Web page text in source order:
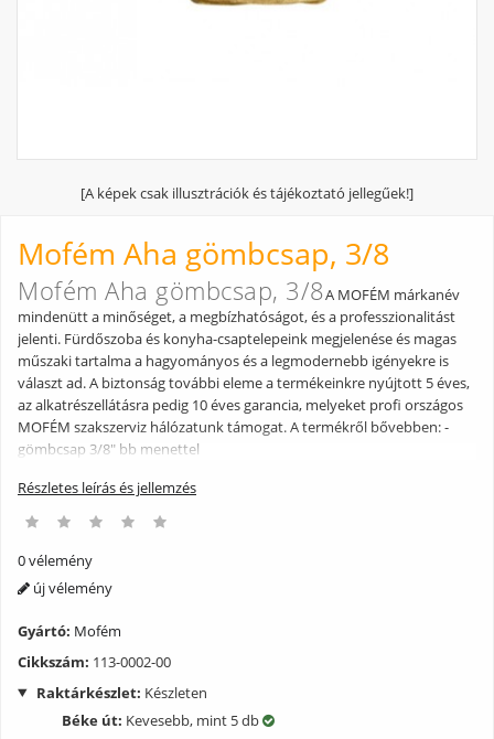
[A képek csak illusztrációk és tájékoztató jellegűek!]
Mofém Aha gömbcsap, 3/8
Mofém Aha gömbcsap, 3/8A MOFÉM márkanév
mindenütt a minőséget, a megbízhatóságot, és a professzionalitást
jelenti. Fürdőszoba és konyha-csaptelepeink megjelenése és magas
műszaki tartalma a hagyományos és a legmodernebb igényekre is
választ ad. A biztonság további eleme a termékeinkre nyújtott 5 éves,
az alkatrészellátásra pedig 10 éves garancia, melyeket profi országos
MOFÉM szakszerviz hálózatunk támogat. A termékről bővebben: -
gömbcsap 3/8" bb menettel
Részletes leírás és jellemzés
0 vélemény
új vélemény
Gyártó: Mofém
Cikkszám: 113-0002-00
Raktárkészlet: Készleten
Béke út: Kevesebb, mint 5 db